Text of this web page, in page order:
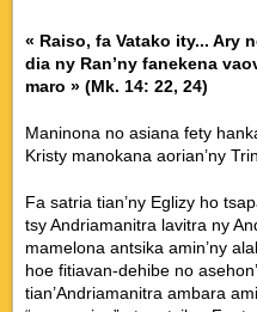
« Raiso, fa Vatako ity... Ary
dia ny Ran’ny fanekena
maro » (Mk. 14: 22, 24)
Maninona no asiana fety
Kristy manokana aorian’ny
Fa satria tian’ny Eglizy ho
tsy Andriamanitra lavitra ny
mamelona antsika amin’ny
hoe fitiavan-dehibe no
tian’Andriamanitra ambara